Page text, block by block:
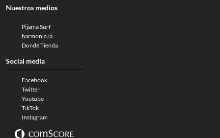
Nuestros medios
Pijama Surf
harmonia.la
Dondé Tienda
Social media
Facebook
Twitter
Youtube
TikTok
Instagram